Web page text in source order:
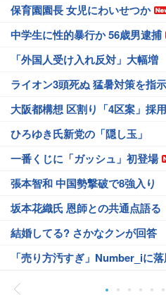
保育園園長 女児にわいせつか
中学生に性的暴行か 56歳男逮捕
「外国人受け入れ反対」大幅増
ライオン3頭死ぬ 猛暑対策を指示
大阪都構想 区割り「4区案」採用
ひろゆき氏新党の「隠し玉」
一番くじに「ガッシュ」初登場
張本智和 中国勢撃破で8強入り
坂本花織氏 恩師との共通点語る
結婚してる? さかなクンが回答
「売り方汚すぎ」Number_iに